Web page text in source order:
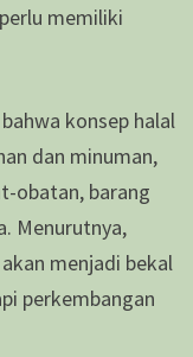
memiliki
konsep halal
dan minuman,
obatan, barang
Menurutnya,
menjadi bekal
perkembangan